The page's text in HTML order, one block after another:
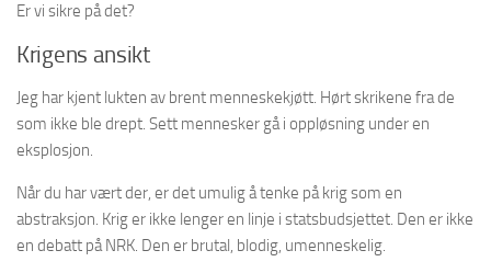
Er vi sikre på det?
Krigens ansikt
Jeg har kjent lukten av brent menneskekjøtt. Hørt skrikene fra de
som ikke ble drept. Sett mennesker gå i oppløsning under en
eksplosjon.
Når du har vært der, er det umulig å tenke på krig som en
abstraksjon. Krig er ikke lenger en linje i statsbudsjettet. Den er ikke
en debatt på NRK. Den er brutal, blodig, umenneskelig.